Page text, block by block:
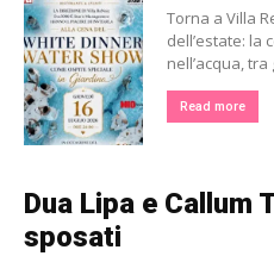
Torna a Villa
dell’estate: la
nell’acqua, tra
Read more
Dua Lipa e Callum
sposati